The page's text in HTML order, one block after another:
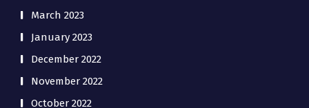
March 2023
January 2023
December 2022
November 2022
October 2022